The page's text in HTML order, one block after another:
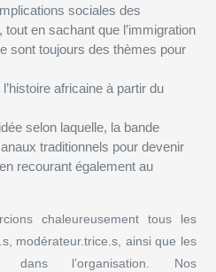
sociales des
en sachant que l’immigration
sont toujours des thèmes pour
africaine à partir du
selon laquelle, la bande
traditionnels pour devenir
recourant également au
chaleureusement tous les
modérateur.trice.s, ainsi que les
dans l’organisation. Nos